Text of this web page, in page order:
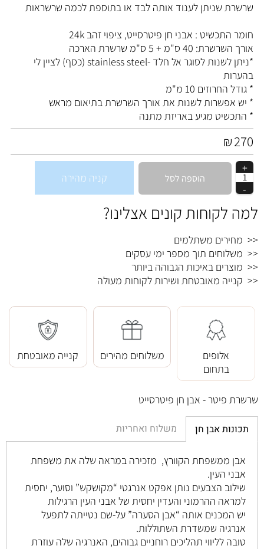
שרשרת שניתן לענוד אותה לבד או בתוספת לכמה שרשראות
חומר התכשיט : אבני חן פיטרסייט, ציפוי זהב 24k
אורך השרשרת: 40 ס"מ + 5 ס"מ שרשרת הארכה
*ניתן לשנות לסוגר אל חלד -stainless steel (כסף) לציין לי
בהערות
* גודל החרוזים 10 מ"מ
* יש אפשרות לשנות את אורך השרשרת בתיאום מראש
* התכשיט מגיע באריזת מתנה
₪270
הוספה לסל קניה מהירה
למה לקוחות קונים אצלינו?
<< מחירים משתלמים
<< משלוחים תוך מספר ימי עסקים
<< מוצרים באיכות הגבוהה ביותר
<< קנייה מאובטחת ושירות לקוחות מעולה
אלופים
בתחום
משלוחים מהירים קנייה מאובטחת
שרשרת פיטר - אבן חן פיטרסייט
תכונות אבן חן משלוח ואחריות
אבן ממשפחת הקוורץ, מזכירה במראה שלה את משפחת
אבני העין.
שילוב הצבעים נותן אפקט אנרגטי “מקושקש” וסוער, יחסית
למראה ההרמוני והעדין יחסית של אבני העין הרגילות
יש המכנים אותה “אבן הסערה” על-שם נטייתה לתפעל
אנרגיה שמשדרת השתוללות.
טובה לליווי תהליכים רוחניים גבוהים, האנרגיה שלה עוזרת